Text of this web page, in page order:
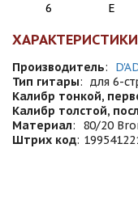
6
E
ХАРАКТЕРИСТИКИ
Производитель:
Тип гитары: для 6-
Калибр тонкой,
Калибр толстой,
Материал:
80/20
Штрих код: